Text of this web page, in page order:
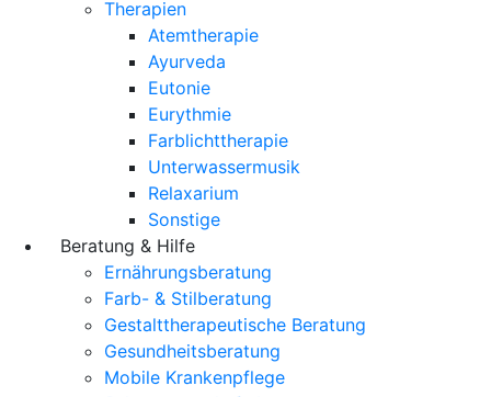
Therapien
Atemtherapie
Ayurveda
Eutonie
Eurythmie
Farblichttherapie
Unterwassermusik
Relaxarium
Sonstige
Beratung & Hilfe
Ernährungsberatung
Farb- & Stilberatung
Gestalttherapeutische Beratung
Gesundheitsberatung
Mobile Krankenpflege